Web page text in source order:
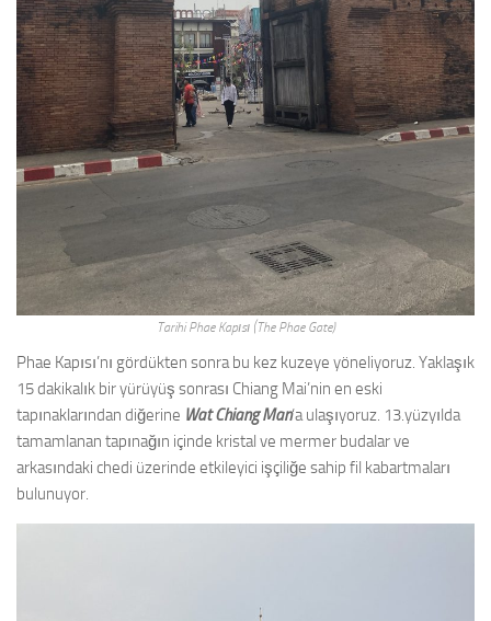
Tarihi Phae Kapısı (The Phae Gate)
Phae Kapısı’nı gördükten sonra bu kez kuzeye yöneliyoruz. Yaklaşık
15 dakikalık bir yürüyüş sonrası Chiang Mai’nin en eski
tapınaklarından diğerine Wat Chiang Man‘a ulaşıyoruz. 13.yüzyılda
tamamlanan tapınağın içinde kristal ve mermer budalar ve
arkasındaki chedi üzerinde etkileyici işçiliğe sahip fil kabartmaları
bulunuyor.